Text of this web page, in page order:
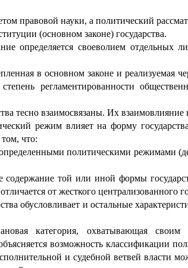
правовой науки, а политический
(основном законе) государства.
определяется своеволием отдельных
в основном законе и реализуемая
степень регламентированности
тесно взаимосвязаны. Их взаимовлияние
режим влияет на форму
что:
политическими режимами
содержание той или иной формы
от жесткого централизованного
обусловливает и остальные
категория, охватывающая своим
возможность классификации
и судебной ветвей власти